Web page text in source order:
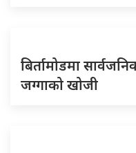
बिर्तामोडमा
जग्गाको खोजी